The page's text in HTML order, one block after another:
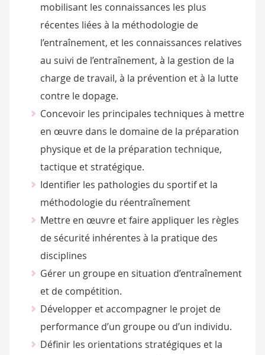
mobilisant les connaissances les plus
récentes liées à la méthodologie de
l’entraînement, et les connaissances relatives
au suivi de l’entraînement, à la gestion de la
charge de travail, à la prévention et à la lutte
contre le dopage.
Concevoir les principales techniques à mettre
en œuvre dans le domaine de la préparation
physique et de la préparation technique,
tactique et stratégique.
Identifier les pathologies du sportif et la
méthodologie du réentraînement
Mettre en œuvre et faire appliquer les règles
de sécurité inhérentes à la pratique des
disciplines
Gérer un groupe en situation d’entraînement
et de compétition.
Développer et accompagner le projet de
performance d’un groupe ou d’un individu.
Définir les orientations stratégiques et la